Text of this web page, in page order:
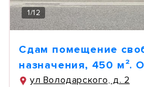
1/12
Сдам помещение
назначения, 450 м².
ул Володарского, д. 2